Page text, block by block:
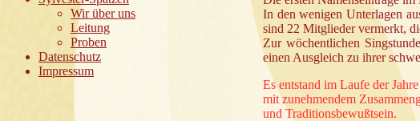
Wir über uns
Leitung
Proben
Datenschutz
Impressum
In den wenigen Unterlagen
sind 22 Mitglieder vermerkt,
Zur wöchentlichen
einen Ausgleich zu ihrer
Es entstand im Laufe der
mit zunehmendem
und Traditionsbewußtsein.